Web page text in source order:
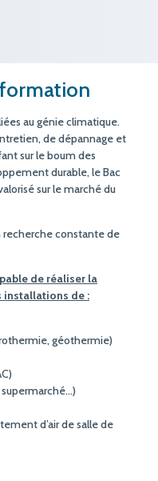
au génie climatique.
de dépannage et
sur le boum des
durable, le Bac
sur le marché du
constante de
de réaliser la
installations de :
géothermie)
d’air de salle de